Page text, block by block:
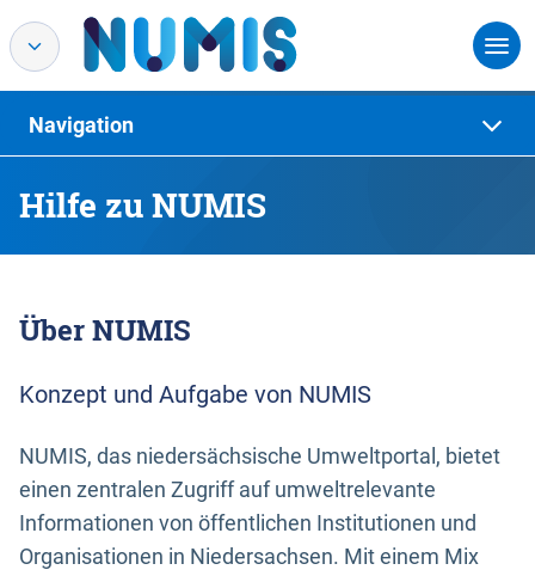
Hilfe zu NUMIS
Navigation
Über NUMIS
Konzept und Aufgabe von NUMIS
NUMIS, das niedersächsische Umweltportal, bietet
einen zentralen Zugriff auf umweltrelevante
Informationen von öffentlichen Institutionen und
Organisationen in Niedersachsen. Mit einem Mix